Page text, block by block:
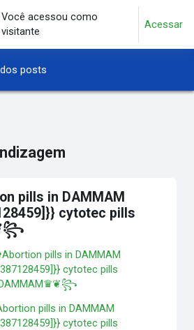
pesquisa
Você acessou como
visitante
Acessar
posts
in DAMMAM
cytotec pills
pills in DAMMAM
cytotec pills
pills in DAMMAM
cytotec pills